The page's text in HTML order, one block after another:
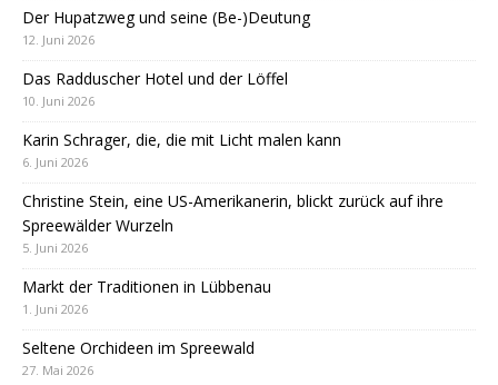
Der Hupatzweg und seine (Be-)Deutung
12. Juni 2026
Das Radduscher Hotel und der Löffel
10. Juni 2026
Karin Schrager, die, die mit Licht malen kann
6. Juni 2026
Christine Stein, eine US-Amerikanerin, blickt zurück auf ihre
Spreewälder Wurzeln
5. Juni 2026
Markt der Traditionen in Lübbenau
1. Juni 2026
Seltene Orchideen im Spreewald
27. Mai 2026